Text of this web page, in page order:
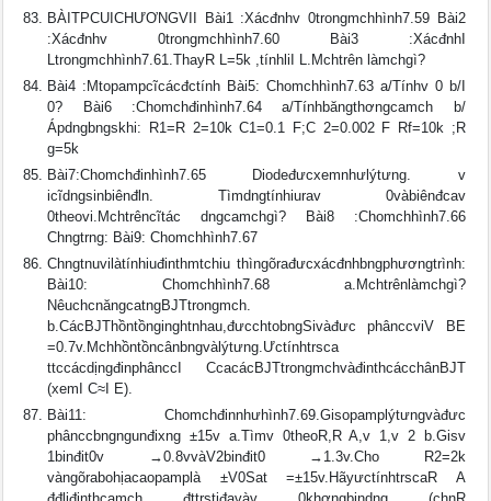
BÀITPCUICHƯƠNGVII Bài1 :Xácđnhv 0trongmchhình7.59 Bài2
:Xácđnhv 0trongmchhình7.60 Bài3 :XácđnhI
Ltrongmchhình7.61.ThayR L=5k ,tínhliI L.Mchtrên làmchgì?
Bài4 :Mtopampcĩcácđctính Bài5: Chomchhình7.63 a/Tínhv 0 b/I
0? Bài6 :Chomchđinhình7.64 a/Tínhbăngthơngcamch b/
Ápdngbngskhi: R1=R 2=10k C1=0.1 F;C 2=0.002 F Rf=10k ;R
g=5k
Bài7:Chomchđinhình7.65 Diodeđưcxemnhưlýtưng. v
icĩdngsinbiênđln. Tìmdngtínhiurav 0vàbiênđcav
0theovi.Mchtrêncĩtác dngcamchgì? Bài8 :Chomchhình7.66
Chngtrng: Bài9: Chomchhình7.67
Chngtnuvilàtínhiuđinthmtchiu thìngõrađưcxácđnhbngphươngtrình:
Bài10: Chomchhình7.68 a.Mchtrênlàmchgì?
NêuchcnăngcatngBJTtrongmch.
b.CácBJThồntồnginghtnhau,đưcchtobngSivàđưc phânccviV BE
=0.7v.Mchhồntồncânbngvàlýtưng.Ưctínhtrsca
ttccácdịngđinphânccI CcacácBJTtrongmchvàđinthcácchânBJT
(xemI C≈I E).
Bài11: Chomchđinnhưhình7.69.Gisopamplýtưngvàđưc
phânccbngngunđixng ±15v a.Tìmv 0theoR,R A,v 1,v 2 b.Gisv
1binđit0v →0.8vvàV2binđit0 →1.3v.Cho R2=2k
vàngõrabohịacaopamplà ±V0Sat =±15v.HãyưctínhtrscaR A